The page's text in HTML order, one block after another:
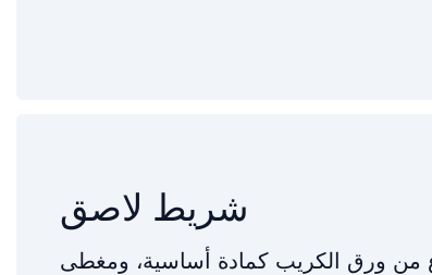
شريط لاصق
من ورق الكريب كمادة أساسية، ومغطى